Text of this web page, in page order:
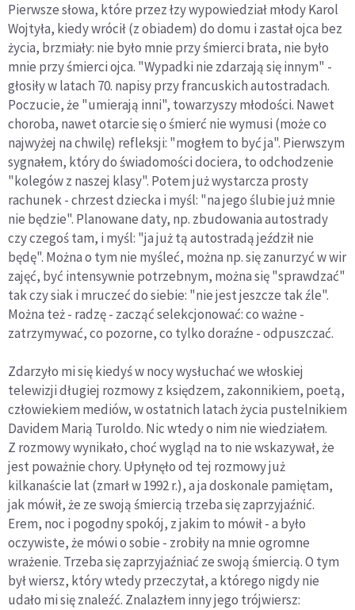
Pierwsze słowa, które przez łzy wypowiedział młody Karol
Wojtyła, kiedy wrócił (z obiadem) do domu i zastał ojca bez
życia, brzmiały: nie było mnie przy śmierci brata, nie było
mnie przy śmierci ojca. "Wypadki nie zdarzają się innym" -
głosiły w latach 70. napisy przy francuskich autostradach.
Poczucie, że "umierają inni", towarzyszy młodości. Nawet
choroba, nawet otarcie się o śmierć nie wymusi (może co
najwyżej na chwilę) refleksji: "mogłem to być ja". Pierwszym
sygnałem, który do świadomości dociera, to odchodzenie
"kolegów z naszej klasy". Potem już wystarcza prosty
rachunek - chrzest dziecka i myśl: "na jego ślubie już mnie
nie będzie". Planowane daty, np. zbudowania autostrady
czy czegoś tam, i myśl: "ja już tą autostradą jeździł nie
będę". Można o tym nie myśleć, można np. się zanurzyć w wir
zajęć, być intensywnie potrzebnym, można się "sprawdzać"
tak czy siak i mruczeć do siebie: "nie jest jeszcze tak źle".
Można też - radzę - zacząć selekcjonować: co ważne -
zatrzymywać, co pozorne, co tylko doraźne - odpuszczać.
Zdarzyło mi się kiedyś w nocy wysłuchać we włoskiej
telewizji długiej rozmowy z księdzem, zakonnikiem, poetą,
człowiekiem mediów, w ostatnich latach życia pustelnikiem
Davidem Marią Turoldo. Nic wtedy o nim nie wiedziałem.
Z rozmowy wynikało, choć wygląd na to nie wskazywał, że
jest poważnie chory. Upłynęło od tej rozmowy już
kilkanaście lat (zmarł w 1992 r.), a ja doskonale pamiętam,
jak mówił, że ze swoją śmiercią trzeba się zaprzyjaźnić.
Erem, noc i pogodny spokój, z jakim to mówił - a było
oczywiste, że mówi o sobie - zrobiły na mnie ogromne
wrażenie. Trzeba się zaprzyjaźniać ze swoją śmiercią. O tym
był wiersz, który wtedy przeczytał, a którego nigdy nie
udało mi się znaleźć. Znalazłem inny jego trójwiersz: